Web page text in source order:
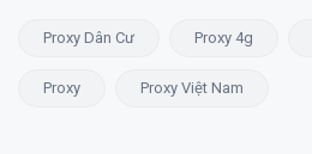
Proxy Dân Cư Proxy 4g
Proxy Proxy Việt Nam